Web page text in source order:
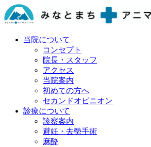
当院について
コンセプト
院長・スタッフ
アクセス
当院案内
初めての方へ
セカンドオピニオン
診療について
診察案内
避妊・去勢手術
麻酔